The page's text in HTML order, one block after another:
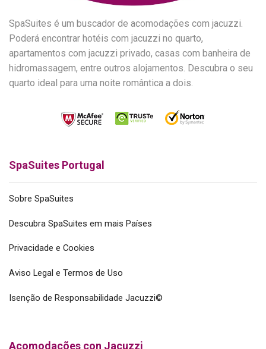
SpaSuites é um buscador de acomodações com jacuzzi.
Poderá encontrar hotéis com jacuzzi no quarto,
apartamentos com jacuzzi privado, casas com banheira de
hidromassagem, entre outros alojamentos. Descubra o seu
quarto ideal para uma noite romântica a dois.
SpaSuites Portugal
Sobre SpaSuites
Descubra SpaSuites em mais Países
Privacidade e Cookies
Aviso Legal e Termos de Uso
Isenção de Responsabilidade Jacuzzi©
Acomodações con Jacuzzi